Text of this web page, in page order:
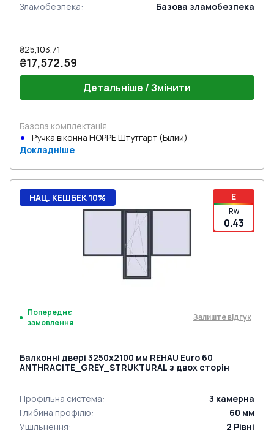
Зламобезпека: Базова зламобезпека
₴25,103.71
₴17,572.59
Детальніше / Змінити
Базова комплектація
Ручка віконна HOPPE Штутгарт (Білий)
Докладніше
E
Rw
0.43
НАЦ. КЕШБЕК 10%
Попереднє
замовлення
Залиште відгук
Балконні двері 3250x2100 мм REHAU Euro 60
ANTHRACITE_GREY_STRUKTURAL з двох сторін
Профільна система: 3 камерна
Глибина профілю: 60 мм
Ущільнення: 2 Рівні